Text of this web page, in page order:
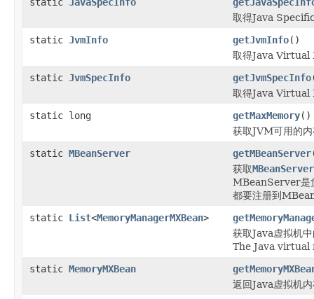
取得Java
static JvmInfo getJvmInfo()
取得Java
static JvmSpecInfo getJvmSpecInfo
取得Java Virtual
static long
getMaxMemory()
获取JVM可用的
static MBeanServer getMBeanServer
获取MBeanServer
MBeanServer是
都要注册到
static List<MemoryManagerMXBean>
获取Java虚拟机
The Java virtual
static MemoryMXBean
返回Java虚拟机